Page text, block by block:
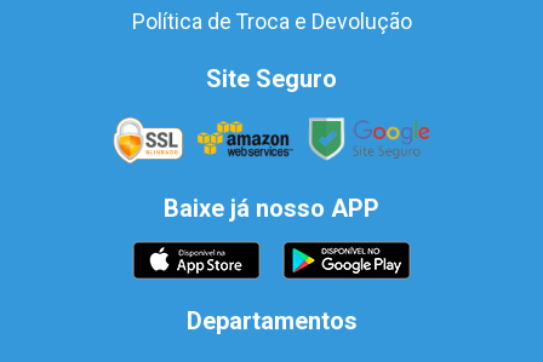
Política de Troca e Devolução
Site Seguro
Baixe já nosso APP
Departamentos